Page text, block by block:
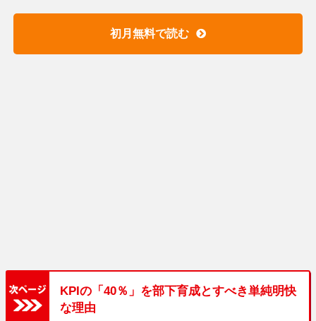
初月無料で読む
KPIの「40％」を部下育成とすべき単純明快
な理由